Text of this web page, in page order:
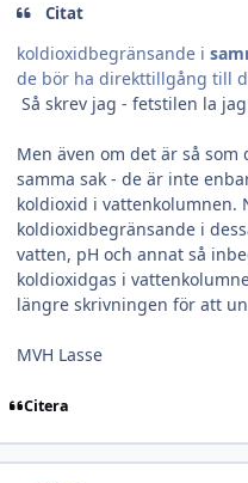
Citat
koldioxidbegränsande i
de bör ha direkttillgång till
Så skrev jag - fetstilen la
Men även om det är så
samma sak - de är inte
koldioxid i vattenkolumnen.
koldioxidbegränsande i
vatten, pH och annat så
koldioxidgas i
längre skrivningen för att
MVH Lasse
Citera